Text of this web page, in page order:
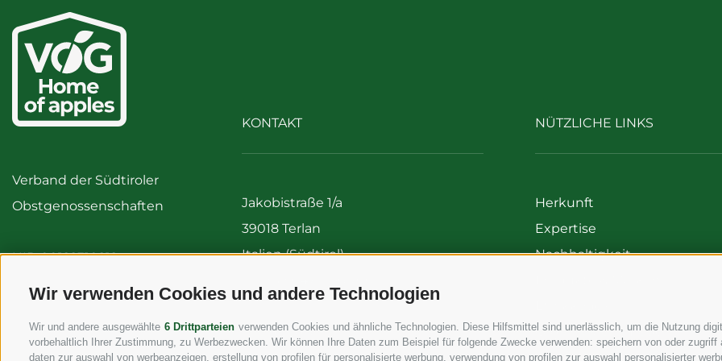
Wir verwenden Cookies und andere Technologien
Wir und andere ausgewählte 6 Drittparteien verwenden Cookies und ähnliche Technologien. Diese Hilfsmittel sind unerlässlich, um die Nutzung
vorbehaltlich Ihrer Zustimmung, zu Werbezwecken. Wir können Ihre Daten zum Beispiel für folgende Zwecke verwenden: speichern von oder
daten zur auswahl von werbeanzeigen, erstellung von profilen für personalisierte werbung, verwendung von profilen zur auswahl personalisierter
Verband der Südtiroler
Obstgenossenschaften
UID 00122310212
KONTAKT
Jakobistraße 1/a
39018 Terlan
Italien (Südtirol)
info@vog.it
info@pec.vog.it
NÜTZLICHE LINKS
Herkunft
Expertise
Nachhaltigkeit
Organisationsmodell
Whistleblowing